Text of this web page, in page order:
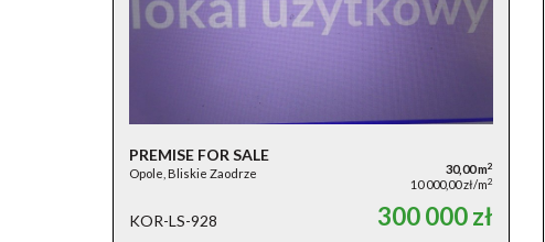
PREMISE FOR SALE
Opole, Bliskie Zaodrze 30,00 m2
10 000,00 zł/m2
KOR-LS-928 300 000 zł